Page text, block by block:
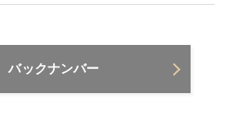
バックナンバー